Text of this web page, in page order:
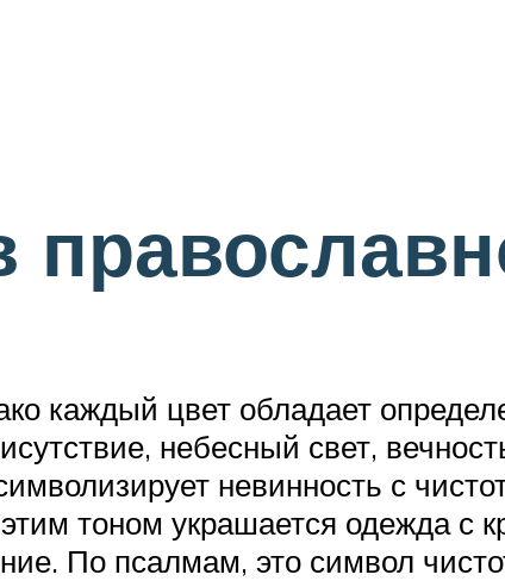
каждый цвет обладает
небесный свет,
невинность с
тоном украшается одежда с
По псалмам, это символ